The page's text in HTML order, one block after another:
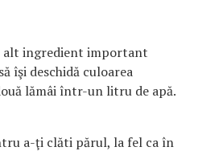
alt ingredient important
îşi deschidă culoarea
lămâi într-un litru de apă.
a-ţi clăti părul, la fel ca în